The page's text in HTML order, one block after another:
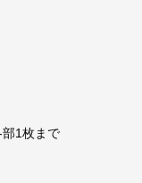
1枚まで